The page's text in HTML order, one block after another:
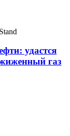
удастся
газ